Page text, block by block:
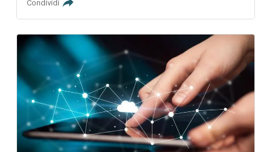
Condividi